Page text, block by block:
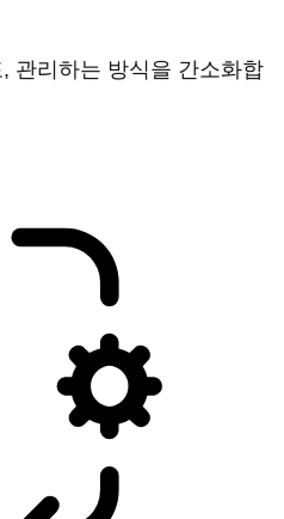
관리하는 방식을 간소화합